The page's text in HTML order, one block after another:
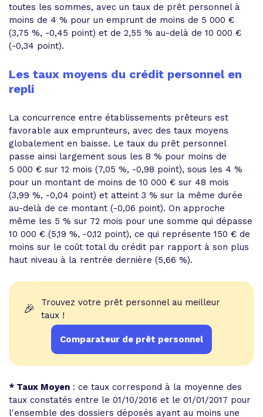
toutes les sommes, avec un taux de prêt personnel à
moins de 4 % pour un emprunt de moins de 5 000 €
(3,75 %, -0,45 point) et de 2,55 % au-delà de 10 000 €
(-0,34 point).
Les taux moyens du crédit personnel en
repli
La concurrence entre établissements prêteurs est
favorable aux emprunteurs, avec des taux moyens
globalement en baisse. Le taux du prêt personnel
passe ainsi largement sous les 8 % pour moins de
5 000 € sur 12 mois (7,05 %, -0,98 point), sous les 4 %
pour un montant de moins de 10 000 € sur 48 mois
(3,99 %, -0,04 point) et atteint 3 % sur la même durée
au-delà de ce montant (-0,06 point). On approche
même les 5 % sur 72 mois pour une somme qui dépasse
10 000 € (5,19 %, -0,12 point), ce qui représente 150 € de
moins sur le coût total du crédit par rapport à son plus
haut niveau à la rentrée dernière (5,66 %).
🎉
Trouvez votre prêt personnel au meilleur
taux !
Comparateur de prêt personnel
* Taux Moyen : ce taux correspond à la moyenne des
taux constatés entre le 01/10/2016 et le 01/01/2017 pour
l'ensemble des dossiers déposés ayant au moins une